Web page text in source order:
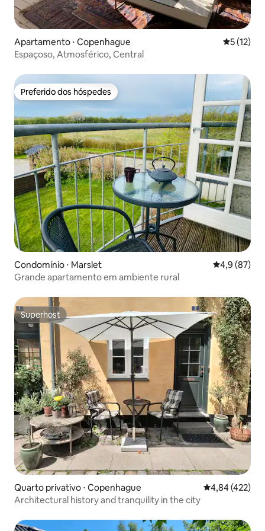
Apartamento ⋅ Copenhague 5 de uma
5 (12)
Espaçoso, Atmosférico, Central
Preferido dos hóspedes
Preferido dos hóspedes
Condomínio ⋅ Marslet 4,9 de uma
4,9 (87)
Grande apartamento em ambiente rural
Superhost
Superhost
Quarto privativo ⋅ Copenhague 4,84 de uma
4,84 (422)
Architectural history and tranquility in the city